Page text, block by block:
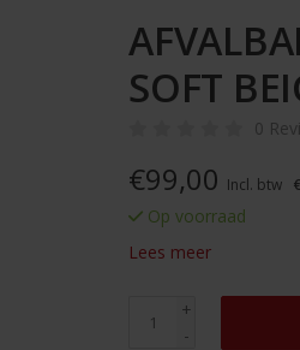
SOFT
0
€99,00 Incl. btw
Op voorraad
Lees meer
+
-